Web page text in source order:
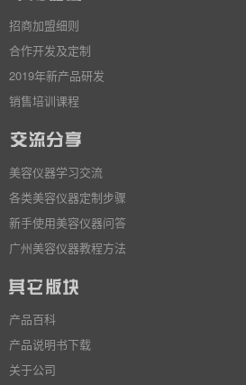
招商加盟细则
合作开发及定制
2019年新产品研发
销售培训课程
美容仪器学习交流
各类美容仪器定制步骤
新手使用美容仪器问答
广州美容仪器教程方法
产品百科
产品说明书下载
关于公司